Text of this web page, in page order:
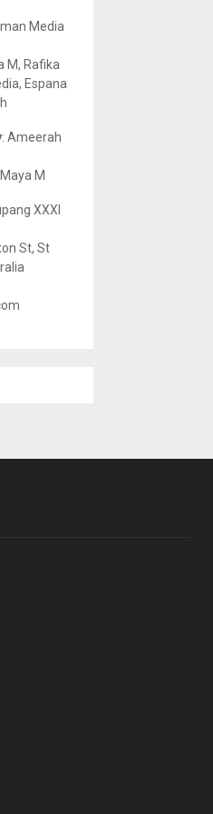
R
H
Media
M, Rafika
Espana
: Ameerah
M
XXXI
St, St